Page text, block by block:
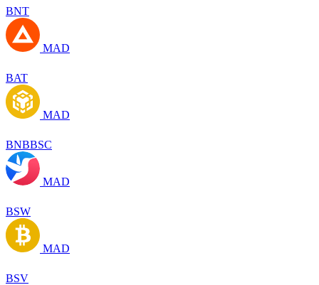
BNT
MAD
BAT
MAD
BNBBSC
MAD
BSW
MAD
BSV